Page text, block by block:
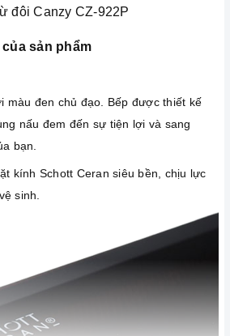
đôi Canzy CZ-922P
sản phẩm
màu đen chủ đạo. Bếp được thiết kế
nấu đem đến sự tiện lợi và sang
bạn.
kính Schott Ceran siêu bền, chịu lực
sinh.